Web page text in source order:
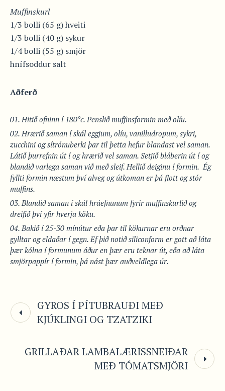
Muffinskurl
1/3 bolli (65 g) hveiti
1/3 bolli (40 g) sykur
1/4 bolli (55 g) smjör
hnífsoddur salt
Aðferð
Hitið ofninn í 180°c. Penslið muffinsformin með olíu.
Hrærið saman í skál eggjum, olíu, vanilludropum, sykri,
zucchini og sítrónuberki þar til þetta hefur blandast vel saman.
Látið þurrefnin út í og hrærið vel saman. Setjið bláberin út í og
blandið varlega saman við með sleif. Hellið deiginu í formin.Ég
fyllti formin næstum því alveg og útkoman er þá flott og stór
muffins.
Blandið saman í skál hráefnunum fyrir muffinskurlið og
dreifið því yfir hverja köku.
Bakið í 25-30 mínútur eða þar til kökurnar eru orðnar
gylltar og eldaðar í gegn. Ef þið notið siliconform er gott að láta
þær kólna í formunum áður en þær eru teknar út, eða að láta
smjörpappír í formin, þá nást þær auðveldlega úr.
GYROS Í PÍTUBRAUÐI MEÐ
KJÚKLINGI OG TZATZIKI
GRILLAÐAR LAMBALÆRISSNEIÐAR
MEÐ TÓMATSMJÖRI